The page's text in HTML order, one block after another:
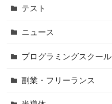
テスト
ニュース
プログラミングスクール
副業・フリーランス